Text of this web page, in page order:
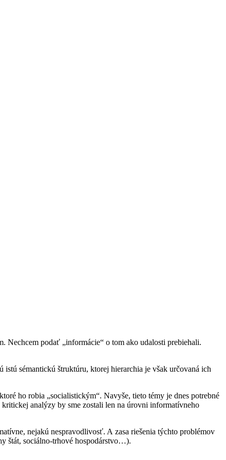
podať „informácie“ o tom ako udalosti prebiehali.
sémantickú štruktúru, ktorej hierarchia je však určovaná ich
ho robia „socialistickým“. Navyše, tieto témy je dnes potrebné
analýzy by sme zostali len na úrovni informatívneho
nejakú nespravodlivosť. A zasa riešenia týchto problémov
štát, sociálno-trhové hospodárstvo…).